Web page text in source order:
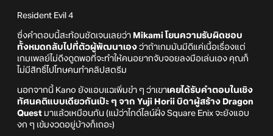
Resident Evil 4
ซึ่งคำตอบนี้สะท้อนชัดเจนเลยว่า Mikami โยนความรับผิดชอบ
ทั้งหมดกลับไปที่ตัวผู้พัฒนาเอง ว่าถ้าเกมมันมีดีแค่เนื้อเรื่องแต่
เกมเพลย์ไม่ดึงดูดพอที่จะทำให้คนอยากจับจอยลงมือเล่นเอง คุณก็
ไม่มีสิทธิ์ไปโทษคนทำคลิปสตรีม
นอกจากนี้ Kano ยังแอบแฉเพิ่มขำ ๆ ว่าเขาเคยได้รับคำตอบในเชิง
ทัศนคติแบบเดียวกันเป๊ะ ๆ จาก Yuji Horii บิดาผู้สร้าง Dragon
Quest มาแล้วเหมือนกัน (แม้ว่าไกด์ไลน์ฝั่ง Square Enix จะยังแอบ
งก ๆ เข้มงวดอยู่บ้างก็เถอะ)